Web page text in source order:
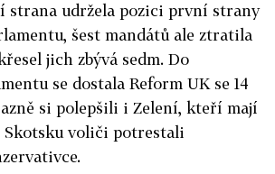
strana udržela pozici první strany
šest mandátů ale ztratila
jich zbývá sedm. Do
se dostala Reform UK se 14
si polepšili i Zelení, kteří mají
Skotsku voliči potrestali